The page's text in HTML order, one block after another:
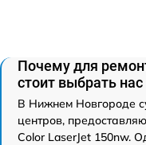
Почему для
стоит выбрать нас
В Нижнем Новгороде
центров,
Color LaserJet 150nw.